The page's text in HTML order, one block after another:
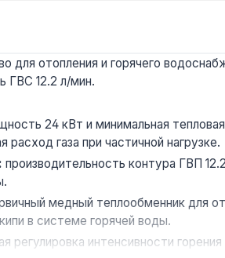
отопления и горячего
ГВС 12.2 л/мин.
24 кВт и минимальная
газа при частичной нагрузке.
производительность контура ГВП
медный теплообменник для
в системе горячей воды.
регулировка интенсивности